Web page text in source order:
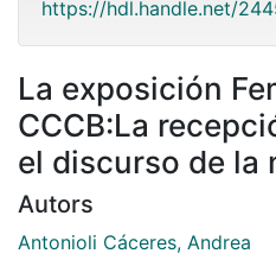
https://hdl.handle.net/
La exposición
CCCB:La
el discurso de la
Autors
Antonioli Cáceres, Andrea